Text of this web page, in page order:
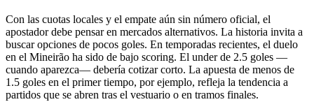
Con las cuotas locales y el empate aún sin número oficial, el
apostador debe pensar en mercados alternativos. La historia invita a
buscar opciones de pocos goles. En temporadas recientes, el duelo
en el Mineirão ha sido de bajo scoring. El under de 2.5 goles —
cuando aparezca— debería cotizar corto. La apuesta de menos de
1.5 goles en el primer tiempo, por ejemplo, refleja la tendencia a
partidos que se abren tras el vestuario o en tramos finales.